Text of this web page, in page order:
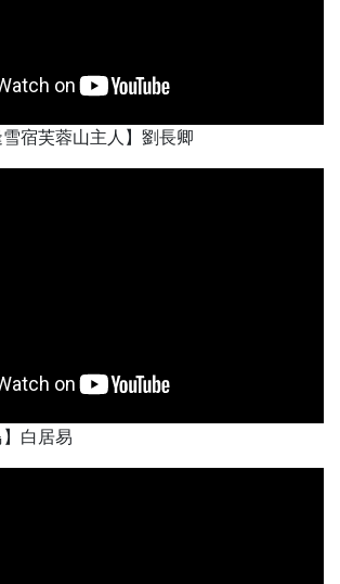
宿芙蓉山主人】劉長卿
白居易